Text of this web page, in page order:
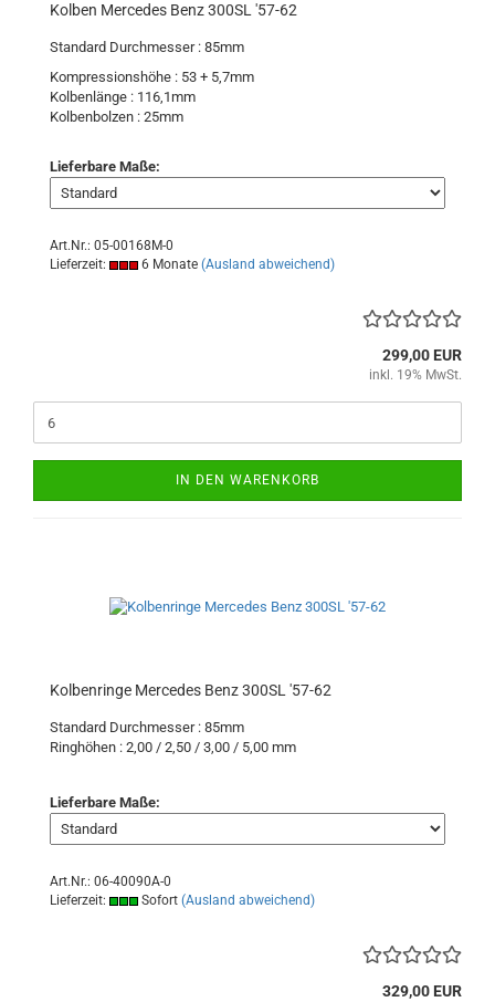
Kolben Mercedes Benz 300SL '57-62
Standard Durchmesser : 85mm
Kompressionshöhe : 53 + 5,7mm
Kolbenlänge : 116,1mm
Kolbenbolzen : 25mm
Lieferbare Maße:
Art.Nr.: 05-00168M-0
Lieferzeit:
6 Monate (Ausland abweichend)
299,00 EUR
inkl. 19% MwSt.
IN DEN WARENKORB
Kolbenringe Mercedes Benz 300SL '57-62
Standard Durchmesser : 85mm
Ringhöhen : 2,00 / 2,50 / 3,00 / 5,00 mm
Lieferbare Maße:
Art.Nr.: 06-40090A-0
Lieferzeit:
Sofort (Ausland abweichend)
329,00 EUR